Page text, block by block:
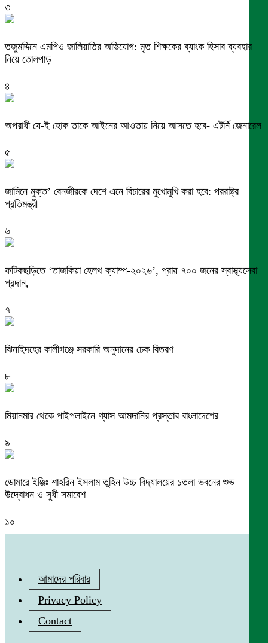
৩
তজুমদ্দিনে এমপিও জালিয়াতির অভিযোগ: মৃত শিক্ষকের ব্যাংক হিসাব ব্যবহার
নিয়ে তোলপাড়
৪
অপরাধী যে-ই হোক তাকে আইনের আওতায় নিয়ে আসতে হবে- এটর্নি জেনারেল
৫
জামিনে মুক্ত’ বেনজীরকে দেশে এনে বিচারের মুখোমুখি করা হবে: পররাষ্ট্র
প্রতিমন্ত্রী
৬
ফটিকছড়িতে ‘তাজকিয়া হেলথ ক্যাম্প-২০২৬’, প্রায় ৭০০ জনের স্বাস্থ্যসেবা
প্রদান,
৭
ঝিনাইদহের কালীগঞ্জে সরকারি অনুদানের চেক বিতরণ
৮
মিয়ানমার থেকে পাইপলাইনে গ্যাস আমদানির প্রস্তাব বাংলাদেশের
৯
ডোমারে ইঞ্জিঃ শাহরিন ইসলাম তুহিন উচ্চ বিদ্যালয়ের ১তলা ভবনের শুভ
উদ্বোধন ও সুধী সমাবেশ
১০
আমাদের পরিবার
Privacy Policy
Contact